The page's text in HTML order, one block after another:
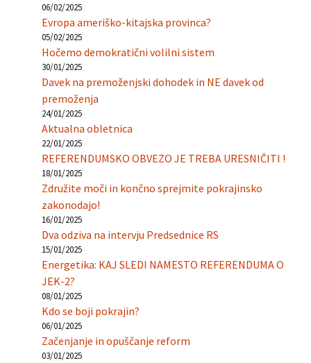
06/02/2025
Evropa ameriško-kitajska provinca?
05/02/2025
Hočemo demokratični volilni sistem
30/01/2025
Davek na premoženjski dohodek in NE davek od
premoženja
24/01/2025
Aktualna obletnica
22/01/2025
REFERENDUMSKO OBVEZO JE TREBA URESNIČITI !
18/01/2025
Združite moči in končno sprejmite pokrajinsko
zakonodajo!
16/01/2025
Dva odziva na intervju Predsednice RS
15/01/2025
Energetika: KAJ SLEDI NAMESTO REFERENDUMA O
JEK-2?
08/01/2025
Kdo se boji pokrajin?
06/01/2025
Začenjanje in opuščanje reform
03/01/2025